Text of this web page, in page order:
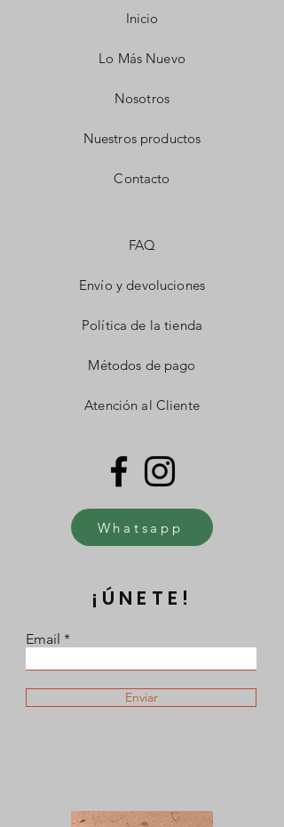
Inicio
Lo Más Nuevo
Nosotros
Nuestros productos
Contacto
FAQ
Envío y devoluciones
Política de la tienda
Métodos de pago
Atención al Cliente
Whatsapp
¡ÚNETE!
Email
Enviar